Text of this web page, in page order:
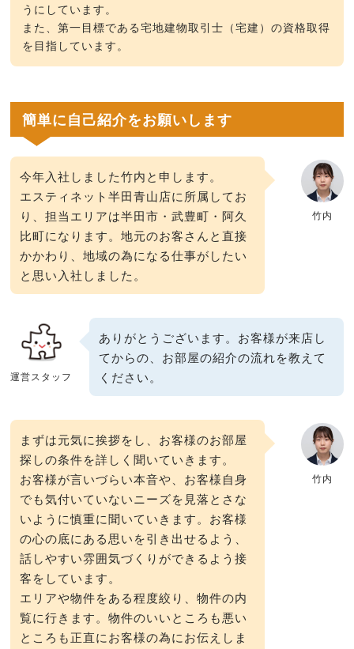
うにしています。
また、第一目標である宅地建物取引士（宅建）の資格取得
を目指しています。
簡単に自己紹介をお願いします
今年入社しました竹内と申します。
エスティネット半田青山店に所属してお
り、担当エリアは半田市・武豊町・阿久
比町になります。地元のお客さんと直接
かかわり、地域の為になる仕事がしたい
と思い入社しました。
竹内
ありがとうございます。お客様が来店し
てからの、お部屋の紹介の流れを教えて
ください。
運営スタッフ
まずは元気に挨拶をし、お客様のお部屋
探しの条件を詳しく聞いていきます。
お客様が言いづらい本音や、お客様自身
でも気付いていないニーズを見落とさな
いように慎重に聞いていきます。お客様
の心の底にある思いを引き出せるよう、
話しやすい雰囲気づくりができるよう接
客をしています。
エリアや物件をある程度絞り、物件の内
覧に行きます。物件のいいところも悪い
ところも正直にお客様の為にお伝えしま
竹内